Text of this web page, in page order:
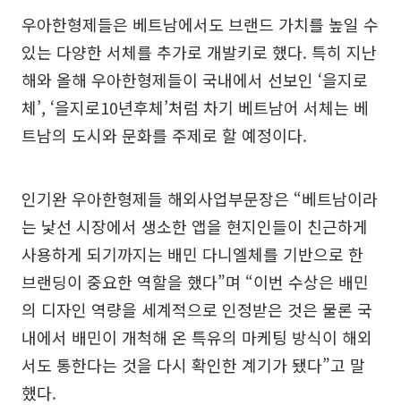
우아한형제들은 베트남에서도 브랜드 가치를 높일 수
있는 다양한 서체를 추가로 개발키로 했다. 특히 지난
해와 올해 우아한형제들이 국내에서 선보인 ‘을지로
체’, ‘을지로10년후체’처럼 차기 베트남어 서체는 베
트남의 도시와 문화를 주제로 할 예정이다.
인기완 우아한형제들 해외사업부문장은 “베트남이라
는 낯선 시장에서 생소한 앱을 현지인들이 친근하게
사용하게 되기까지는 배민 다니엘체를 기반으로 한
브랜딩이 중요한 역할을 했다”며 “이번 수상은 배민
의 디자인 역량을 세계적으로 인정받은 것은 물론 국
내에서 배민이 개척해 온 특유의 마케팅 방식이 해외
서도 통한다는 것을 다시 확인한 계기가 됐다”고 말
했다.